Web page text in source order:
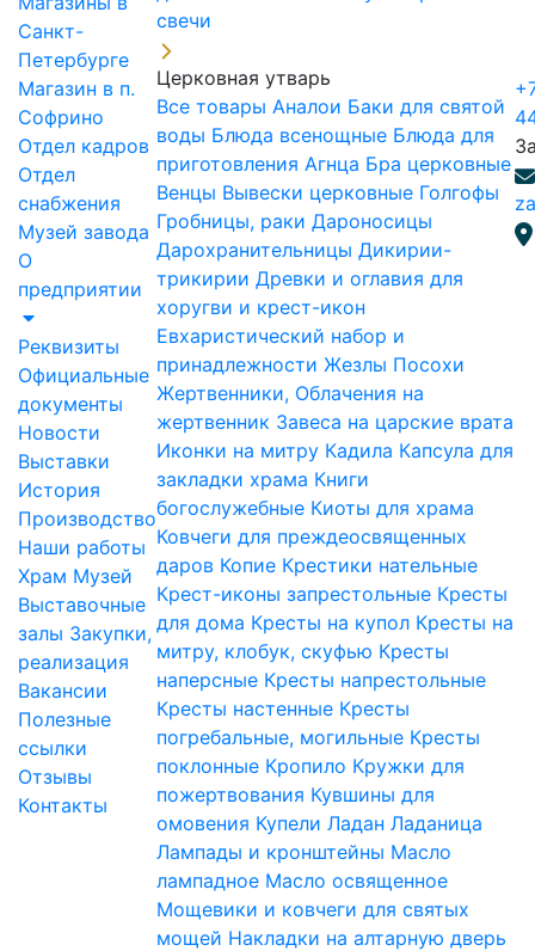
Санкт-
Петербурге
Магазин в п.
Софрино
Отдел кадров
Отдел
снабжения
Музей завода
О
предприятии
Реквизиты
Официальные
документы
Новости
Выставки
История
Производство
Наши работы
Храм Музей
Выставочные
залы Закупки,
реализация
Вакансии
Полезные
ссылки
Отзывы
Контакты
свечи
Церковная утварь
Все товары Аналои Баки для святой
воды Блюда всенощные Блюда для
приготовления Агнца Бра церковные
Венцы Вывески церковные Голгофы
Гробницы, раки Дароносицы
Дарохранительницы Дикирии-
трикирии Древки и оглавия для
хоругви и крест-икон
Евхаристический набор и
принадлежности Жезлы Посохи
Жертвенники, Облачения на
жертвенник Завеса на царские врата
Иконки на митру Кадила Капсула для
закладки храма Книги
богослужебные Киоты для храма
Ковчеги для преждеосвященных
даров Копие Крестики нательные
Крест-иконы запрестольные Кресты
для дома Кресты на купол Кресты на
митру, клобук, скуфью Кресты
наперсные Кресты напрестольные
Кресты настенные Кресты
погребальные, могильные Кресты
поклонные Кропило Кружки для
пожертвования Кувшины для
омовения Купели Ладан Ладаница
Лампады и кронштейны Масло
лампадное Масло освященное
Мощевики и ковчеги для святых
мощей Накладки на алтарную дверь